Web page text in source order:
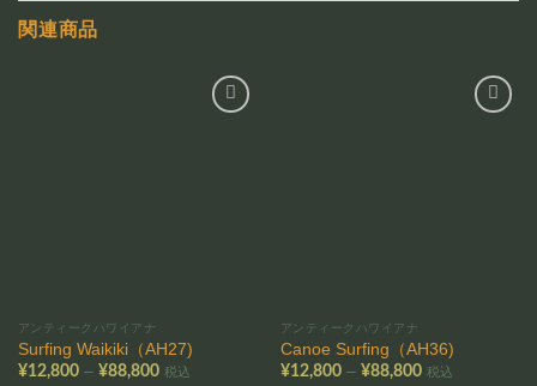
関連商品
アンティークハワイアナ
Surfing Waikiki（AH27)
¥12,800 – ¥88,800価税込
アンティークハワイアナ
Canoe Surfing（AH36)
¥12,800 – ¥88,800価税込